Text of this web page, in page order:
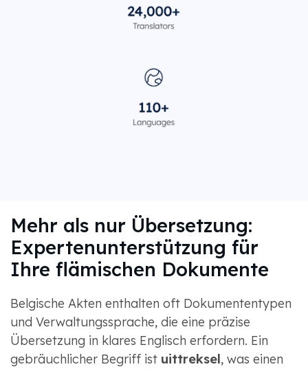
Mehr als nur Übersetzung:
Expertenunterstützung für
Ihre flämischen Dokumente
Belgische Akten enthalten oft Dokumententypen
und Verwaltungssprache, die eine präzise
Übersetzung in klares Englisch erfordern. Ein
gebräuchlicher Begriff ist uittreksel, was einen